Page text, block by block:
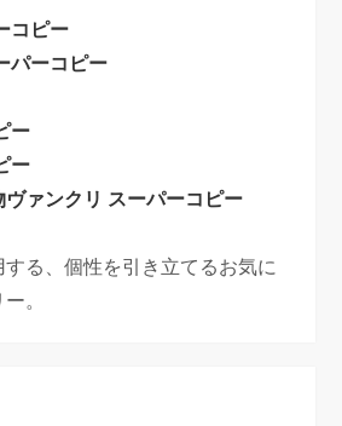
コピー
パーコピー
ー
ー
ヴァンクリ スーパーコピー
る、個性を引き立てるお気に
。